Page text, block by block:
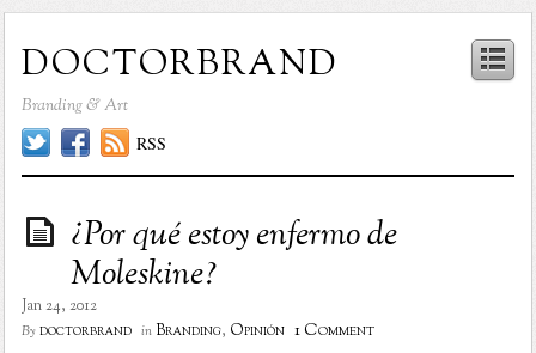
doctorbrand
Branding & Art
RSS
¿Por qué estoy enfermo de
Moleskine?
Jan 24, 2012
Bydoctorbrand in Branding, Opinión 1 Comment